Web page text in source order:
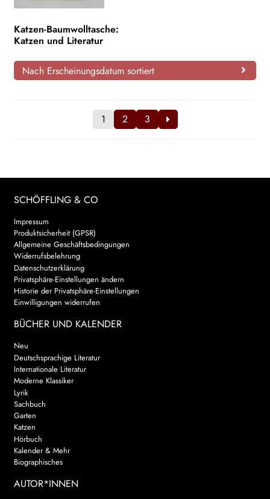
Katzen-Baumwolltasche:
Katzen und Literatur
Nach Erscheinungsdatum sortiert
1 2 3
SCHÖFFLING & CO
Impressum
Produktsicherheit (GPSR)
Allgemeine Geschäftsbedingungen
Widerrufsbelehrung
Datenschutzerklärung
Privatsphäre-Einstellungen ändern
Historie der Privatsphäre-Einstellungen
Einwilligungen widerrufen
BÜCHER UND KALENDER
Neu
Deutschsprachige Literatur
Internationale Literatur
Moderne Klassiker
Lyrik
Sachbuch
Garten
Katzen
Hörbuch
Kalender & Mehr
Biographisches
AUTOR*INNEN